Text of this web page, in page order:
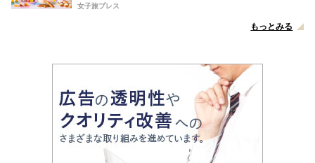
女子旅プレス
もっとみる